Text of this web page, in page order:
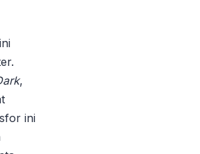
,
ini